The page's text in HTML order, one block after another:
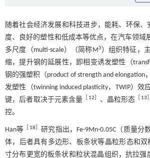
随着社会经济发展和科技进步，能耗、环保、
度、良好的塑性和低成本等优点，在汽车领域
多尺度（multi-scale）（简称M3）组织特征，
缩，提升钢的延展性，即相变诱发塑性（
钢的强塑积（product of strength and
发塑性（twinning induced plasticity，TWIP）效
键，后者取决于元素含量
12 、晶粒形态 13
控。
Han等 18 ］研究指出，Fe-9Mn-0.05C（质量
体，后者具有多边形、板条状等晶粒形态和双
寸分布更宽的板条状和粒状混晶组织，抗拉强度